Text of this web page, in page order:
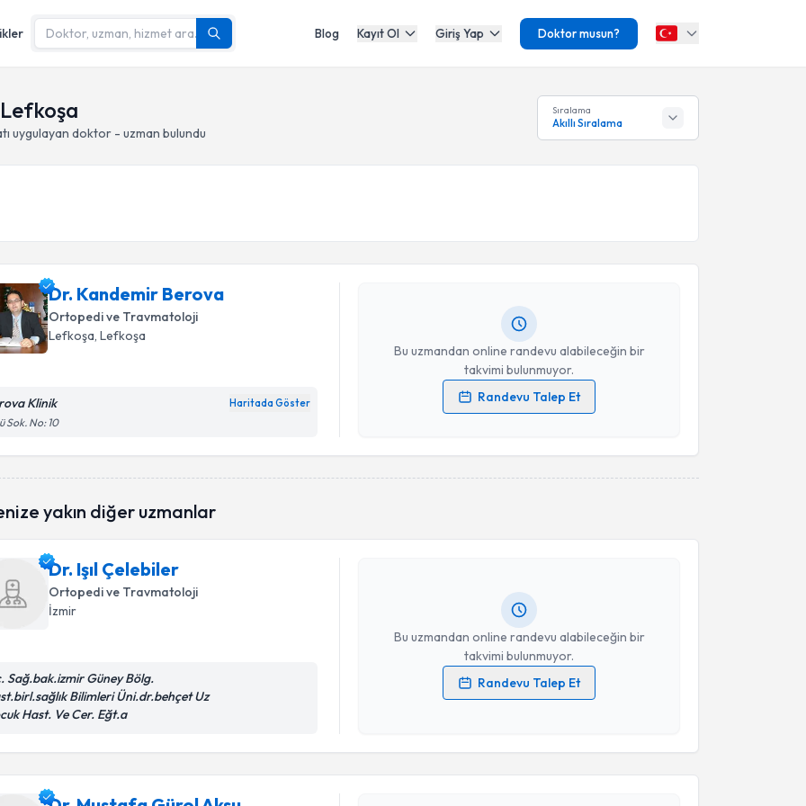
Blog Kayıt Ol Giriş Yap Doktor musun?
uygulayan doktor - uzman bulundu
Sıralama
Akıllı Sıralama
Dr. Kandemir Berova
Ortopedi ve Travmatoloji
Lefkoşa, Lefkoşa
Klinik Haritada Göster
Sok. No: 10
Bu uzmandan online randevu alabileceğin bir
takvimi bulunmuyor.
Randevu Talep Et
Kişisel verilerimin işlenmesine ilişkinAydınlatma Metni
işlenmesini kabul ediyorum.
yakın diğer uzmanlar
Dr. Işıl Çelebiler
Ortopedi ve Travmatoloji
İzmir
Sağ.bak.izmir Güney Bölg.
Bilimleri Üni.dr.behçet Uz
Hast. Ve Cer. Eğt.a
Bu uzmandan online randevu alabileceğin bir
takvimi bulunmuyor.
Randevu Talep Et
Randevu Takvimi Talebi
Dr. Işıl Çelebileriçin randevu takvimi talebi oluşturun. Size bu
uzmandan randevu almanız için bir takvim hazırlandığında e-
Kişisel verilerimin işlenmesine ilişkinAydınlatma Metni
Randevu Takvimi Talebi
Dr. Mustafa Gürol Aksu